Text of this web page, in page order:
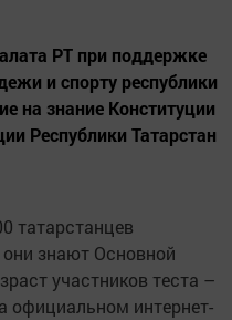
РТ при поддержке
и спорту республики
на знание Конституции
Республики Татарстан
татарстанцев
знают Основной
участников теста –
официальном интернет-